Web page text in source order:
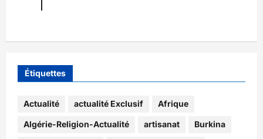
Étiquettes
Actualité actualité Exclusif Afrique
Algérie-Religion-Actualité artisanat Burkina